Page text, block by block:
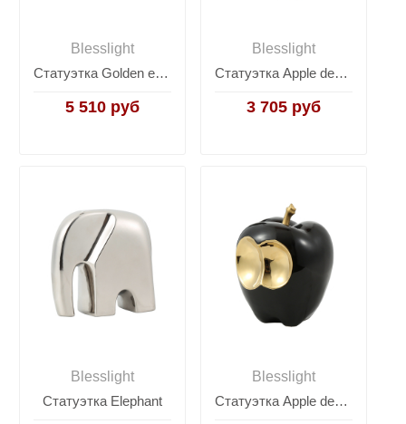
Blesslight
Статуэтка Golden ear polka-dot cat
5 510 руб
Blesslight
Статуэтка Apple decoration-White
3 705 руб
Blesslight
Статуэтка Elephant
Blesslight
Статуэтка Apple decoration-Black